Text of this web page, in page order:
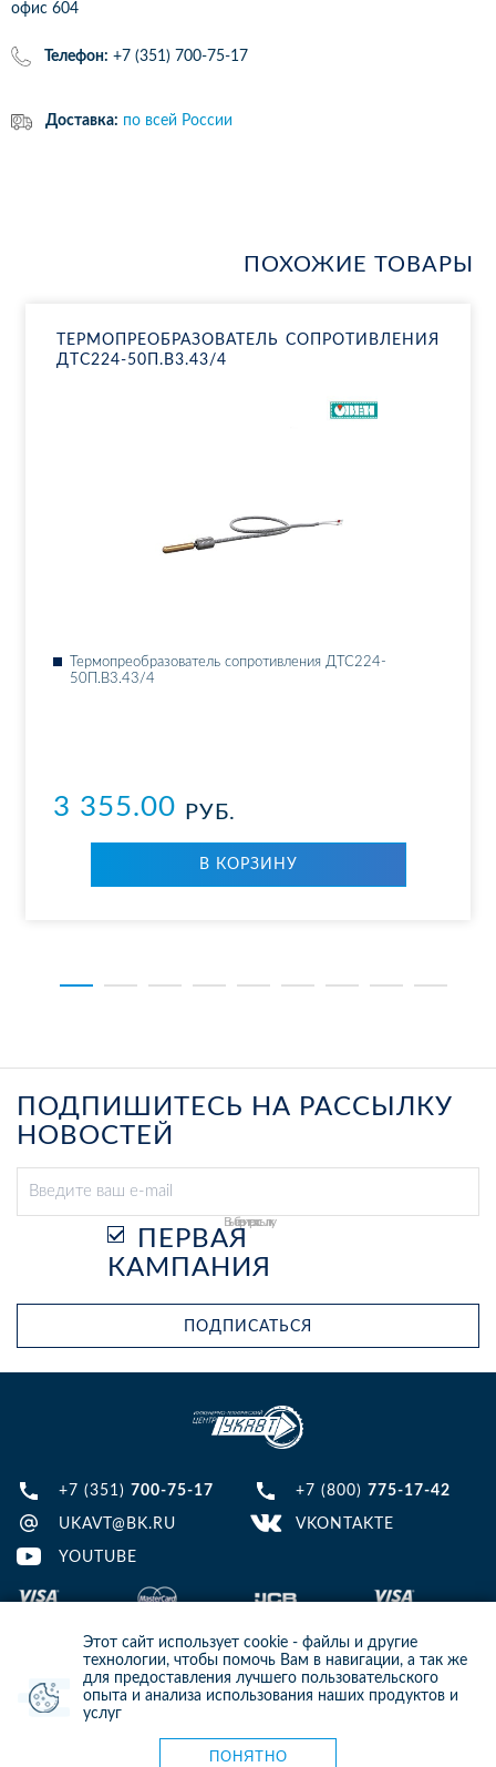
Этот сайт использует cookie - файлы и другие
технологии, чтобы помочь Вам в навигации, а так же
для предоставления лучшего пользовательского
опыта и анализа использования наших продуктов и
услуг
ПОНЯТНО
офис 604
Телефон: +7 (351) 700-75-17
Доставка: по всей России
ПОХОЖИЕ ТОВАРЫ
ТЕР­МО­ПРЕ­ОБ­РА­ЗО­ВА­ТЕЛЬ СО­ПРО­ТИВ­ЛЕ­НИЯ
ДТ­С224-50П.В3.43/4
Тер­мо­пре­об­ра­зо­ва­тель со­про­тив­ле­ния ДТ­С224-
50П.В3.43/4
3 355.00 РУБ.
В КОР­ЗИ­НУ
ПОДПИШИТЕСЬ НА РАССЫЛКУ
НОВОСТЕЙ
Выберите рассылку
ПЕРВАЯ
КАМПАНИЯ
ПОДПИСАТЬСЯ
+7 (351) 700-75-17 +7 (800) 775-17-42
UKAVT@BK.RU VKONTAKTE
YOUTUBE
© 2013-2024 ООО ИТЦ УКАВТ. ИНН: 7448122124, ОГРН: 1097448007216
ИНФОРМАЦИЯ НА САЙТЕ НЕ ЯВЛЯЕТСЯ ПУБЛИЧНОЙ ОФЕРТОЙ. ДЛЯ